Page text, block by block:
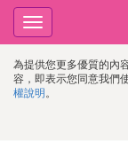
為提供您更多優質的內
容，即表示您同意我們
權說明 。
Toggle
navigation